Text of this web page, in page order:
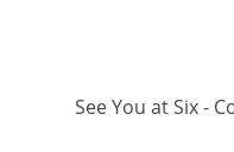
See You at Six -